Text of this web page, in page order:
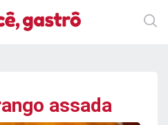
assada